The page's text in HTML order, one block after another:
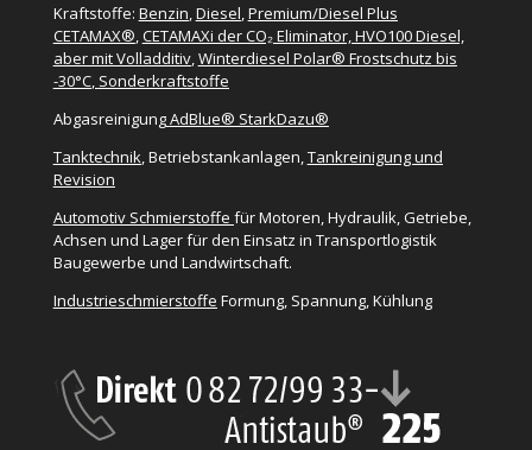
Kraftstoffe: Benzin Diesel Premium/Diesel Plus
CETAMAX® CETAMAXi der CO₂ Eliminator, HVO100 Diesel,
aber mit Volladditiv, Winterdiesel Polar® Frostschutz bis
-30°C, Sonderkraftstoffe
AbgasreinigungAdBlue® StarkDazu®
Tanktechnik , Betriebstankanlagen, Tankreinigung und
Revision
Automotiv Schmierstoffe für Motoren, Hydraulik, Getriebe,
Achsen und Lager für den Einsatz in Transportlogistik
Baugewerbe und Landwirtschaft.
Industrieschmierstoffe Formung, Spannung, Kühlung